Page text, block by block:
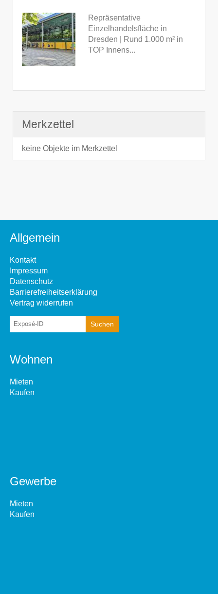
Repräsentative
Einzelhandelsfläche in
Dresden | Rund 1.000 m² in
TOP Innens...
Merkzettel
keine Objekte im Merkzettel
Allgemein
Kontakt
Impressum
Datenschutz
Barrierefreiheitserklärung
Vertrag widerrufen
Wohnen
Mieten
Kaufen
Gewerbe
Mieten
Kaufen